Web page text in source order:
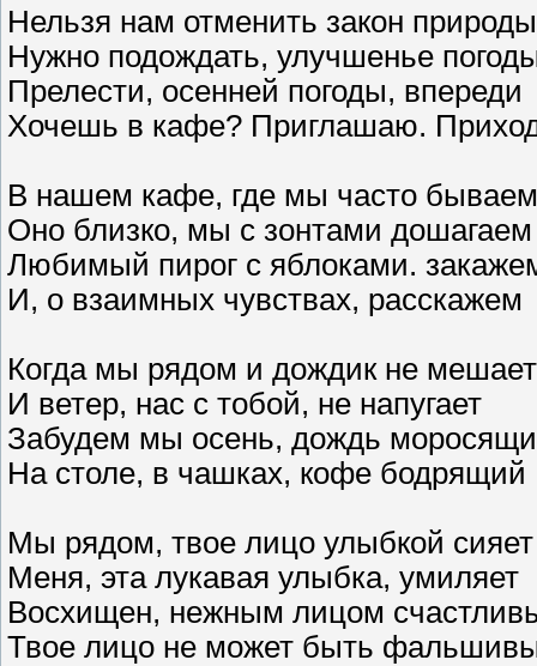
Нельзя нам отменить закон природы
Нужно подождать, улучшенье
Прелести, осенней погоды, впереди
Хочешь в кафе? Приглашаю.
В нашем кафе, где мы часто бываем
Оно близко, мы с зонтами дошагаем
Любимый пирог с яблоками.
И, о взаимных чувствах, расскажем
Когда мы рядом и дождик не мешает
И ветер, нас с тобой, не напугает
Забудем мы осень, дождь
На столе, в чашках, кофе бодрящий
Мы рядом, твое лицо улыбкой сияет
Меня, эта лукавая улыбка, умиляет
Восхищен, нежным лицом
Твое лицо не может быть